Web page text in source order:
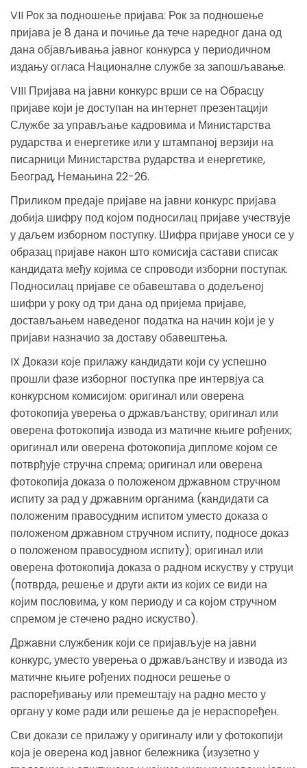
VII Рок за подношење пријава: Рок за подношење
пријава је 8 дана и почиње да тече наредног дана од
дана објављивања јавног конкурса у периодичном
издању огласа Националне службе за запошљавање.
VIII Пријава на јавни конкурс врши се на Обрасцу
пријаве који је доступан на интернет презентацији
Службе за управљање кадровима и Министарства
рударства и енергетике или у штампаној верзији на
писарници Министарства рударства и енергетике,
Београд, Немањина 22-26.
Приликом предаје пријаве на јавни конкурс пријава
добија шифру под којом подносилац пријаве учествује
у даљем изборном поступку. Шифра пријаве уноси се у
образац пријаве након што комисија састави списак
кандидата међу којима се спроводи изборни поступак.
Подносилац пријаве се обавештава о додељеној
шифри у року од три дана од пријема пријаве,
достављањем наведеног податка на начин који је у
пријави назначио за доставу обавештења.
IX Докази које прилажу кандидати који су успешно
прошли фазе изборног поступка пре интервјуа са
конкурсном комисијом: оригинал или оверена
фотокопија уверења о држављанству; оригинал или
оверена фотокопија извода из матичне књиге рођених;
оригинал или оверена фотокопија дипломе којом се
потврђује стручна спрема; оригинал или оверена
фотокопија доказа о положеном државном стручном
испиту за рад у државним органима (кандидати са
положеним правосудним испитом уместо доказа о
положеном државном стручном испиту, подносе доказ
о положеном правосудном испиту); оригинал или
оверена фотокопија доказа о радном искуству у струци
(потврда, решење и други акти из којих се види на
којим пословима, у ком периоду и са којом стручном
спремом је стечено радно искуство).
Државни службеник који се пријављује на јавни
конкурс, уместо уверења о држављанству и извода из
матичне књиге рођених подноси решење о
распоређивању или премештају на радно место у
органу у коме ради или решење да је нераспоређен.
Сви докази се прилажу у оригиналу или у фотокопији
која је оверена код јавног бележника (изузетно у